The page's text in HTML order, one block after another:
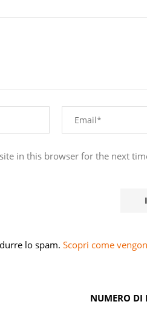
in this browser for the next
lo spam. Scopri come
NUMERO DI